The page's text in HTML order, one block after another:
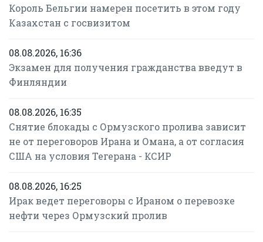
Король Бельгии намерен посетить в этом году
Казахстан с госвизитом
08.08.2026, 16:36
Экзамен для получения гражданства введут в
Финляндии
08.08.2026, 16:35
Снятие блокады с Ормузского пролива зависит
не от переговоров Ирана и Омана, а от согласия
США на условия Тегерана - КСИР
08.08.2026, 16:25
Ирак ведет переговоры с Ираном о перевозке
нефти через Ормузский пролив